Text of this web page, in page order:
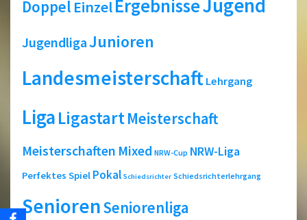
Doppel Einzel ErgebnisseJugend
JugendligaJunioren
Landesmeisterschaft Lehrgang
LigaLigastartMeisterschaft
Meisterschaften Mixed NRW-Cup NRW-Liga
Perfektes Spiel Pokal Schiedsrichter Schiedsrichterlehrgang
SeniorenSeniorenliga